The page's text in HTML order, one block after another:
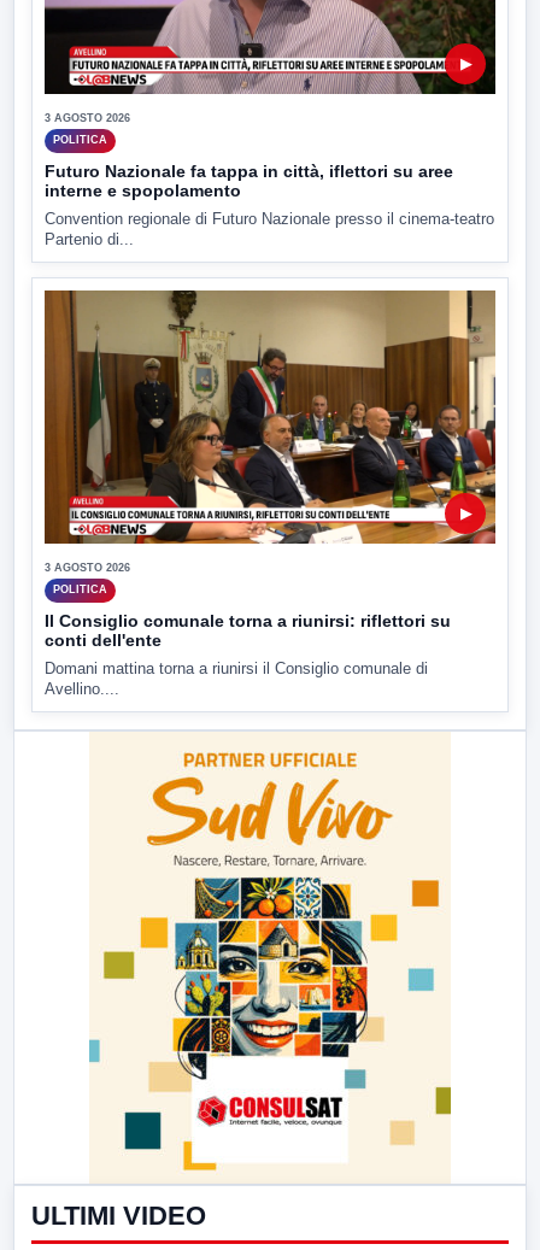
▶
3 AGOSTO 2026
POLITICA
Futuro Nazionale fa tappa in città, iflettori su aree
interne e spopolamento
Convention regionale di Futuro Nazionale presso il cinema-teatro
Partenio di...
▶
3 AGOSTO 2026
POLITICA
Il Consiglio comunale torna a riunirsi: riflettori su
conti dell'ente
Domani mattina torna a riunirsi il Consiglio comunale di
Avellino....
ULTIMI VIDEO